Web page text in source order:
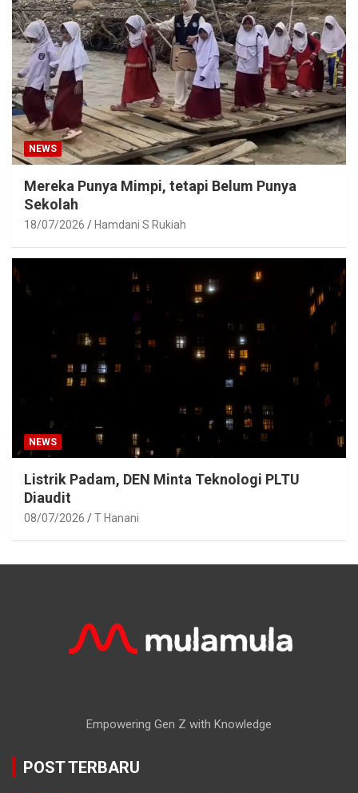
NEWS
Mereka Punya Mimpi, tetapi Belum Punya
Sekolah
18/07/2026 Hamdani S Rukiah
NEWS
Listrik Padam, DEN Minta Teknologi PLTU
Diaudit
08/07/2026 T Hanani
Empowering Gen Z with Knowledge
POST TERBARU